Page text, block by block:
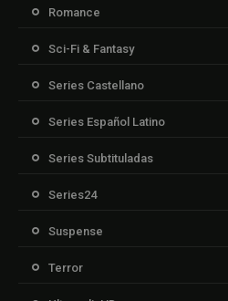
Romance
Sci-Fi & Fantasy
Series Castellano
Series Español Latino
Series Subtituladas
Series24
Suspense
Terror